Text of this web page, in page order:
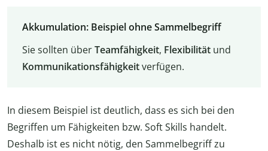
Akkumulation: Beispiel ohne Sammelbegriff
Sie sollten überTeamfähigkeit, Flexibilitätund
Kommunikationsfähigkeitverfügen.
In diesem Beispiel ist deutlich, dass es sich bei den
Begriffen um Fähigkeiten bzw. Soft Skills handelt.
Deshalb ist es nicht nötig, den Sammelbegriff zu